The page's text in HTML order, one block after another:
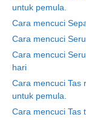
untuk pemula.
Cara mencuci
Cara mencuci
Cara mencuci
hari
Cara mencuci Tas
untuk pemula.
Cara mencuci Tas